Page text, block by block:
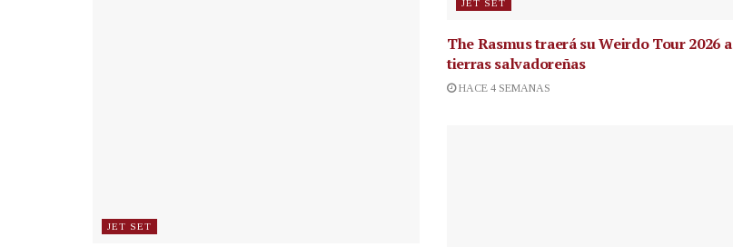
JET SET
JET SET
The Rasmus traerá su Weirdo Tour 2026 a
tierras salvadoreñas
HACE 4 SEMANAS